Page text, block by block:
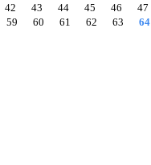
42 43 44 45 46 47
59 60 61 62 63 64